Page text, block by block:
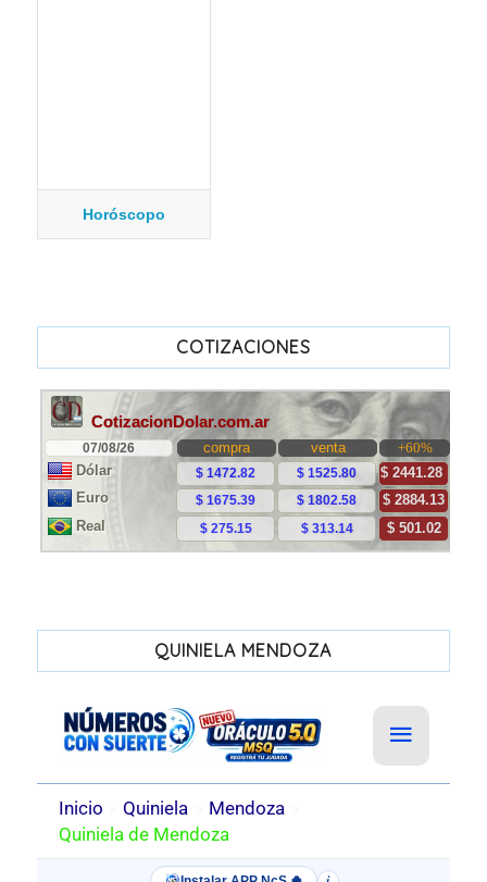
Horóscopo
COTIZACIONES
QUINIELA MENDOZA